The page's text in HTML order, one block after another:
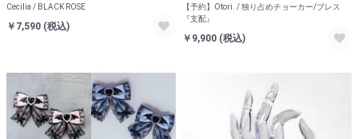
Cecilia / BLACK ROSE
￥7,590 (税込)
【予約】Otori. / 独り占めチョーカー/ブレス
『支配』
￥9,900 (税込)